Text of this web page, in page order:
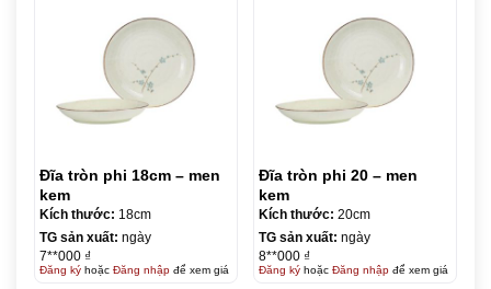
Đĩa tròn phi 18cm – men
kem
Kích thước: 18cm
TG sản xuất: ngày
7**000 ₫
Đăng kýhoặc Đăng nhậpđể xem giá
Đĩa tròn phi 20 – men
kem
Kích thước: 20cm
TG sản xuất: ngày
8**000 ₫
Đăng kýhoặc Đăng nhậpđể xem giá